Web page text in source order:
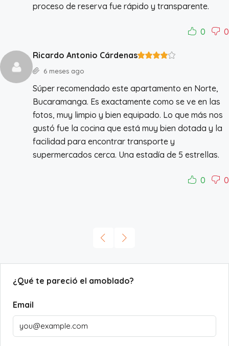
proceso de reserva fue rápido y transparente.
0 0
Ricardo Antonio Cárdenas
6 meses ago
Súper recomendado este apartamento en Norte,
Bucaramanga. Es exactamente como se ve en las
fotos, muy limpio y bien equipado. Lo que más nos
gustó fue la cocina que está muy bien dotada y la
facilidad para encontrar transporte y
supermercados cerca. Una estadía de 5 estrellas.
0 0
¿Qué te pareció el amoblado?
Email